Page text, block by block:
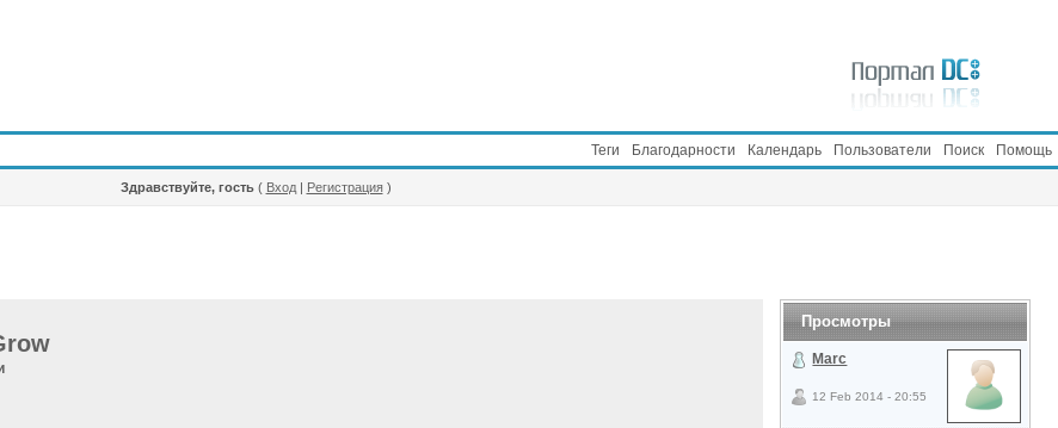
Помощь
Поиск
Пользователи
Календарь
Благодарности
Теги
Здравствуйте, гость( Вход| Регистрация)
Просмотры
Marc
12 Feb 2014 - 20:55